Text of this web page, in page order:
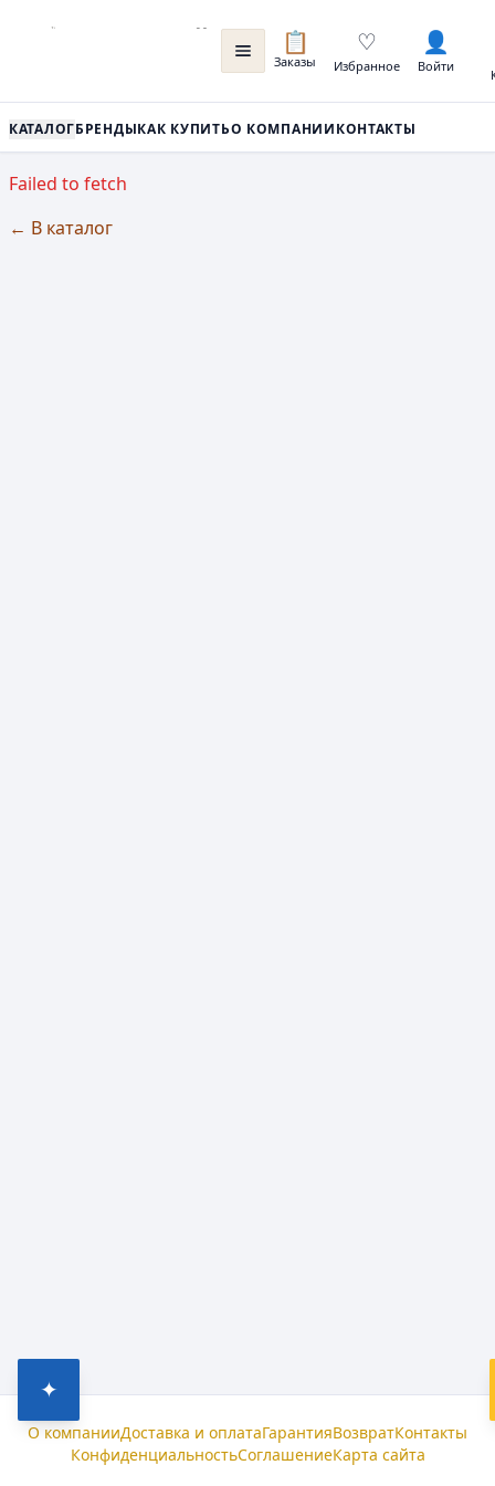
📋
Заказы
♡
Избранное
👤
Войти
КАТАЛОГБРЕНДЫКАК КУПИТЬО КОМПАНИИКОНТАКТЫ
Failed to fetch
← В каталог
✦
О компанииДоставка и оплатаГарантияВозвратКонтакты
КонфиденциальностьСоглашениеКарта сайта